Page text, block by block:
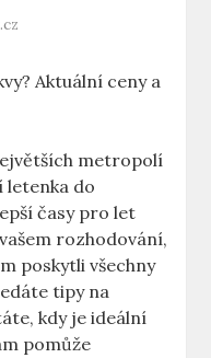
metropolí
letenka do
časy pro let
rozhodování,
poskytli všechny
tipy na
kdy je ideální
pomůže